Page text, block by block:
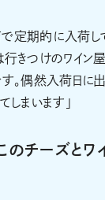
定期的に入荷し
きつけのワイン屋
。偶然入荷日に
しまいます」
のチーズと